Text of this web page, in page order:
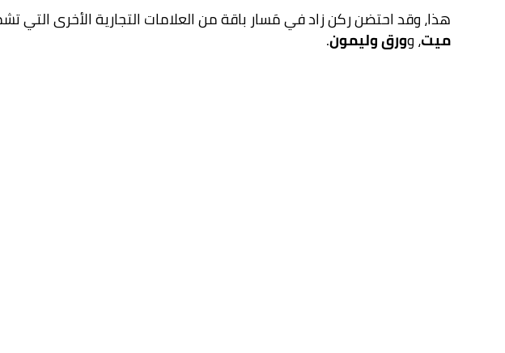
هذا، وقد احتضن ركن زاد في مَسار باقة من العلامات التجارية الأخرى التي
ميت، وورق وليمون.